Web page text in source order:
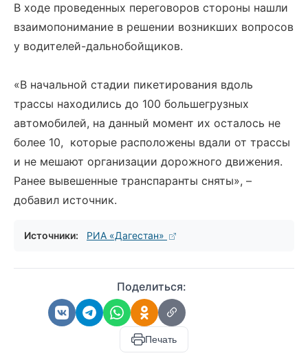
В ходе проведенных переговоров стороны нашли
взаимопонимание в решении возникших вопросов
у водителей-дальнобойщиков.
«В начальной стадии пикетирования вдоль
трассы находились до 100 большегрузных
автомобилей, на данный момент их осталось не
более 10, которые расположены вдали от трассы
и не мешают организации дорожного движения.
Ранее вывешенные транспаранты сняты», –
добавил источник.
Источники: РИА «Дагестан»
Поделиться:
Печать